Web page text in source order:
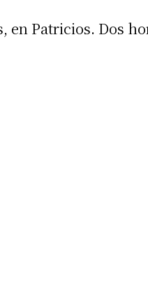
en Patricios. Dos